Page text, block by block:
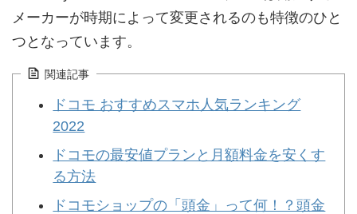
メーカーが時期によって変更されるのも特徴のひと
つとなっています。
関連記事
ドコモ おすすめスマホ人気ランキング
2022
ドコモの最安値プランと月額料金を安くす
る方法
ドコモショップの「頭金」って何！？頭金